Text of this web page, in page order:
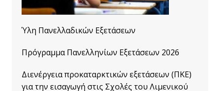
Ύλη Πανελλαδικών Εξετάσεων
Πρόγραμμα Πανελληνίων Εξετάσεων 2026
Διενέργεια προκαταρκτικών εξετάσεων (ΠΚΕ)
για την εισαγωγή στις Σχολές του Λιμενικού